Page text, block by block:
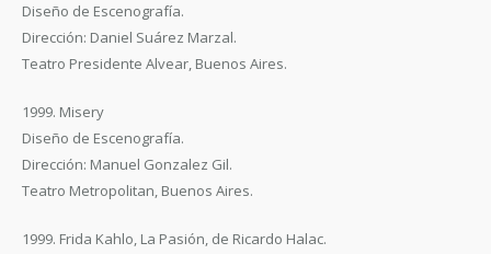
Diseño de Escenografía.
Dirección: Daniel Suárez Marzal.
Teatro Presidente Alvear, Buenos Aires.
1999. Misery
Diseño de Escenografía.
Dirección: Manuel Gonzalez Gil.
Teatro Metropolitan, Buenos Aires.
1999. Frida Kahlo, La Pasión, de Ricardo Halac.